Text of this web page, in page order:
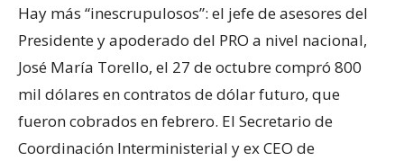
Hay más “inescrupulosos”: el jefe de asesores del
Presidente y apoderado del PRO a nivel nacional,
José María Torello, el 27 de octubre compró 800
mil dólares en contratos de dólar futuro, que
fueron cobrados en febrero. El Secretario de
Coordinación Interministerial y ex CEO de